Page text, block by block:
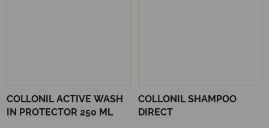
COLLONIL ACTIVE WASH
IN PROTECTOR 250 ML
COLLONIL SHAMPOO
DIRECT